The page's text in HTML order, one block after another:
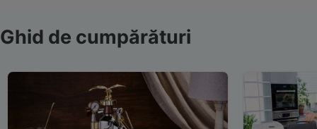
Ghid de cumpărături